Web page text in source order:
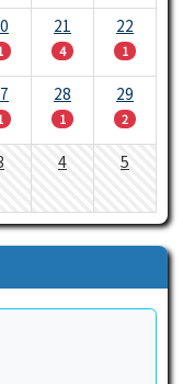
21
4
22
1
28
1
29
2
4 5